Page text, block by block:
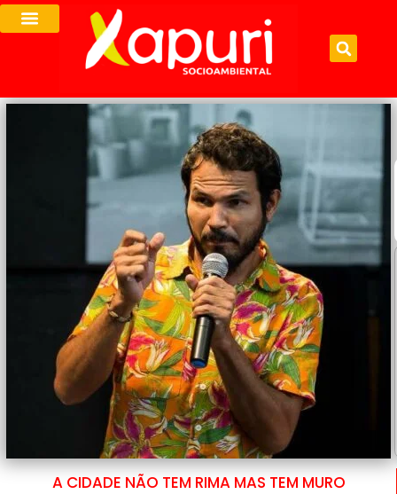
A CIDADE NÃO TEM RIMA MAS TEM MURO